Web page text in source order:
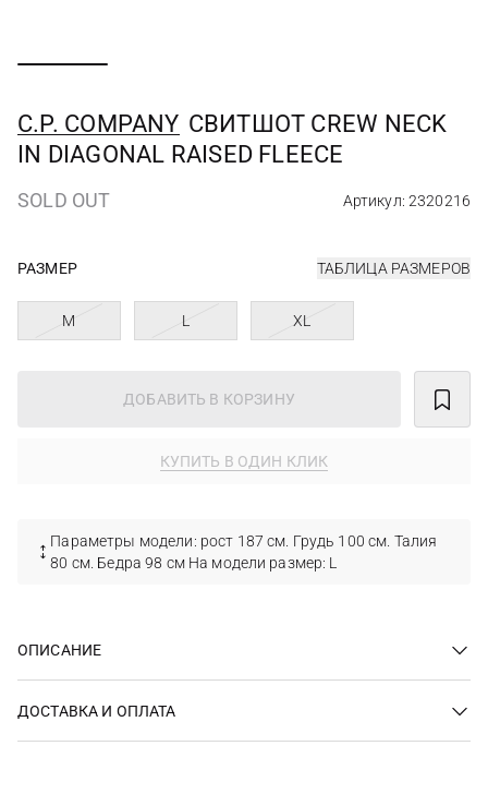
C.P. COMPANY СВИТШОТ CREW NECK
IN DIAGONAL RAISED FLEECE
SOLD OUT Артикул: 2320216
РАЗМЕР ТАБЛИЦА РАЗМЕРОВ
M L XL
ДОБАВИТЬ В КОРЗИНУ
КУПИТЬ В ОДИН КЛИК
Параметры модели: рост 187 см. Грудь 100 см. Талия
80 см. Бедра 98 см На модели размер: L
ОПИСАНИЕ
ДОСТАВКА И ОПЛАТА